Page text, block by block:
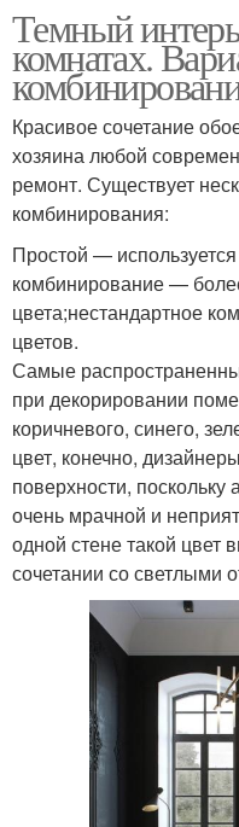
Темный
комнатах.
Красивое сочетание
хозяина любой
ремонт. Существует
комбинирования:
Простой —
комбинирование —
цвета;нестандартное
цветов.
Самые
при декорировании
коричневого, синего,
цвет, конечно,
поверхности,
очень мрачной и
одной стене такой цвет
сочетании со светлыми